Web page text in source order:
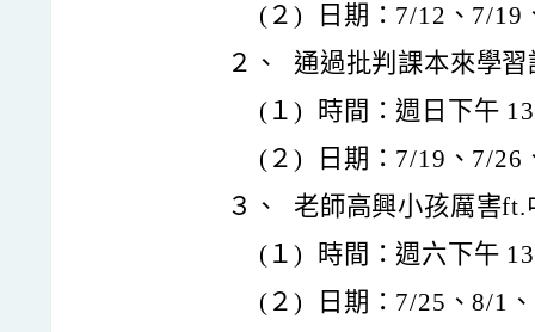
(２)
日期：7/12、7/
２、
通過批判課本來學習
(１)
時間：週日下午
(２)
日期：7/19、7/
３、
老師高興小孩厲害ft.
(１)
時間：週六下午
(２)
日期：7/25、8/1